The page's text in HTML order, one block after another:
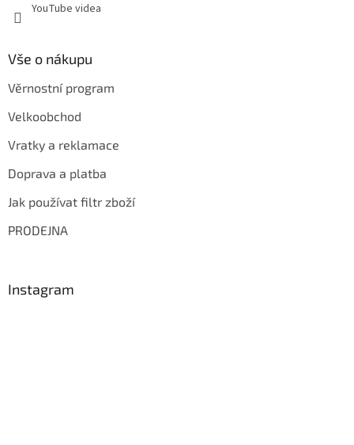
YouTube videa
Vše o nákupu
Věrnostní program
Velkoobchod
Vratky a reklamace
Doprava a platba
Jak používat filtr zboží
PRODEJNA
Instagram